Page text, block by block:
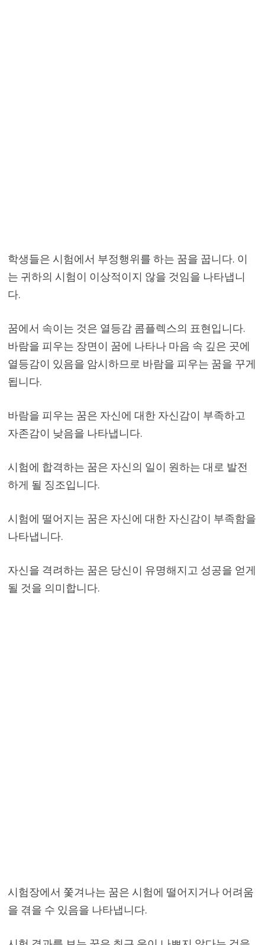
학생들은 시험에서 부정행위를 하는 꿈을 꿉니다. 이
는 귀하의 시험이 이상적이지 않을 것임을 나타냅니
다.
꿈에서 속이는 것은 열등감 콤플렉스의 표현입니다.
바람을 피우는 장면이 꿈에 나타나 마음 속 깊은 곳에
열등감이 있음을 암시하므로 바람을 피우는 꿈을 꾸게
됩니다.
바람을 피우는 꿈은 자신에 대한 자신감이 부족하고
자존감이 낮음을 나타냅니다.
시험에 합격하는 꿈은 자신의 일이 원하는 대로 발전
하게 될 징조입니다.
시험에 떨어지는 꿈은 자신에 대한 자신감이 부족함을
나타냅니다.
자신을 격려하는 꿈은 당신이 유명해지고 성공을 얻게
될 것을 의미합니다.
시험장에서 쫓겨나는 꿈은 시험에 떨어지거나 어려움
을 겪을 수 있음을 나타냅니다.